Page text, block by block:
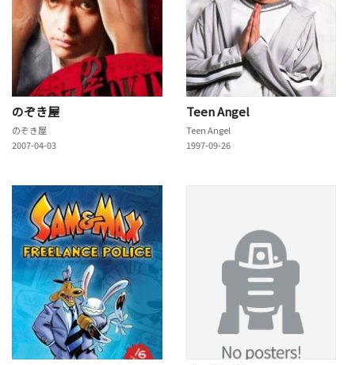
のぞき屋
のぞき屋
2007-04-03
Teen Angel
Teen Angel
1997-09-26